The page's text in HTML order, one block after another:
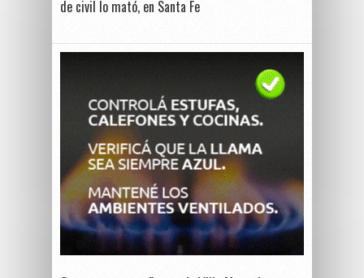
de civil lo mató, en Santa Fe